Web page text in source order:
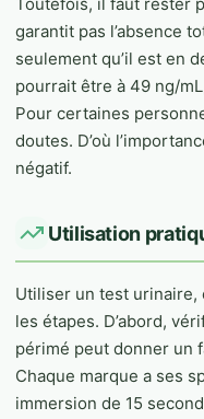
garantit pas l’absence
seulement qu’il est en
pourrait être à 49 ng/
Pour certaines
doutes. D’où
négatif.
Utilisation
Utiliser un test urinaire,
les étapes. D’abord,
périmé peut donner un
Chaque marque a ses
immersion de 15